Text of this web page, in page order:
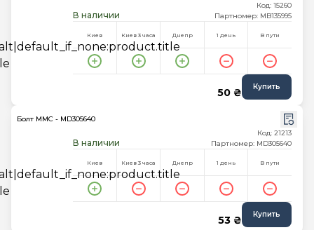
В наличии
Код: 15260
Партномер: MB135995
Киев Киев 3 часа Днепр 1 день В пути
50 ₴ Купить
Болт MMC - MD305640
В наличии
Код: 21213
Партномер: MD305640
Киев Киев 3 часа Днепр 1 день В пути
53 ₴ Купить